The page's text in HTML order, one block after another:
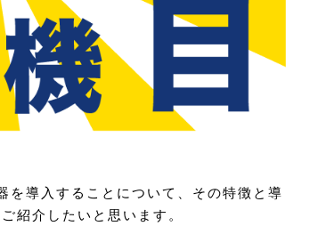
を導入することについて、その特徴と導
紹介したいと思います。